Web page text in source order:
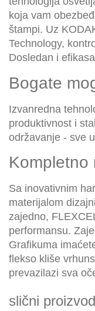
koja vam
štampi. Uz
Technology,
Dosledan i
Bogate
Izvanredna
produktivnost i
održavanje - sve
Kompletno
Sa inovativnim
materijalom
zajedno,
performansu.
Grafikuma
flekso kliše
prevazilazi sva
slični